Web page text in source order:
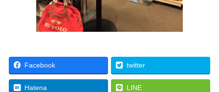
Facebook twitter
Hatena LINE